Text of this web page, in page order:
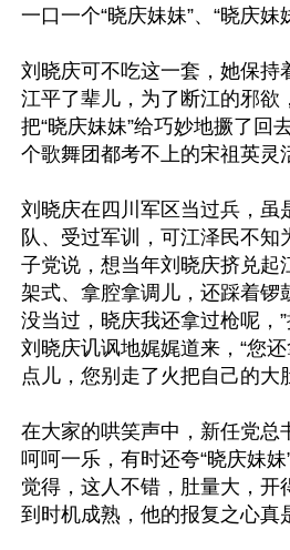
一口一个“晓庆妹妹”、“晓庆妹
刘晓庆可不吃这一套，她保持
江平了辈儿，为了断江的邪欲
把“晓庆妹妹”给巧妙地撅了回
个歌舞团都考不上的宋祖英灵
刘晓庆在四川军区当过兵，虽
队、受过军训，可江泽民不知
子党说，想当年刘晓庆挤兑起
架式、拿腔拿调儿，还踩着锣
没当过，晓庆我还拿过枪呢，
刘晓庆讥讽地娓娓道来，“您
点儿，您别走了火把自己的大
在大家的哄笑声中，新任党总
呵呵一乐，有时还夸“晓庆妹
觉得，这人不错，肚量大，开
到时机成熟，他的报复之心真